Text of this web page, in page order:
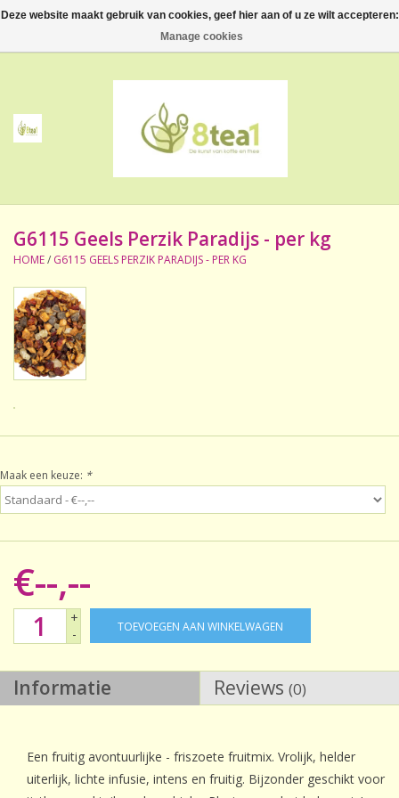
0 Artikelen - €--,--
Thee
Accessoires
NIEUW! Verpakte thee
BeppeDeli en 8tea1
Contact
Sale!
Laatste kans!
G6115 Geels Perzik Paradijs - per kg
HOME/ G6115 GEELS PERZIK PARADIJS - PER KG
Maak een keuze: *
€--,--
+
-
TOEVOEGEN AAN WINKELWAGEN
Informatie Reviews (0)
Een fruitig avontuurlijke - friszoete fruitmix. Vrolijk, helder
uiterlijk, lichte infusie, intens en fruitig. Bijzonder geschikt voor
Deze website maakt gebruik van cookies, geef hier aan of u ze wilt accepteren:
Manage cookies